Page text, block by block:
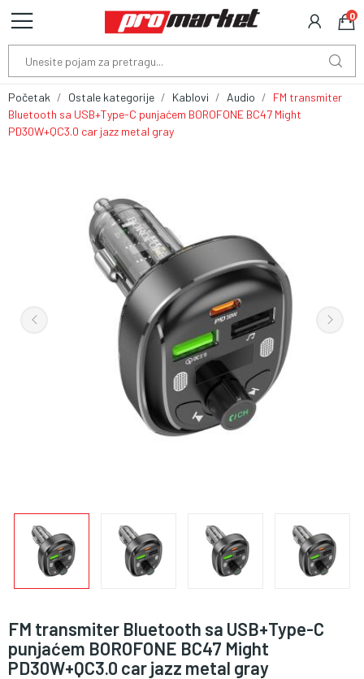
0
Početak Ostale kategorije Kablovi Audio
FM transmiter
Bluetooth sa USB+Type-C punjaćem BOROFONE BC47 Might
PD30W+QC3.0 car jazz metal gray
FM transmiter Bluetooth sa USB+Type-C
punjaćem BOROFONE BC47 Might
PD30W+QC3.0 car jazz metal gray